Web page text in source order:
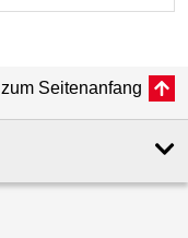
zum Seitenanfang